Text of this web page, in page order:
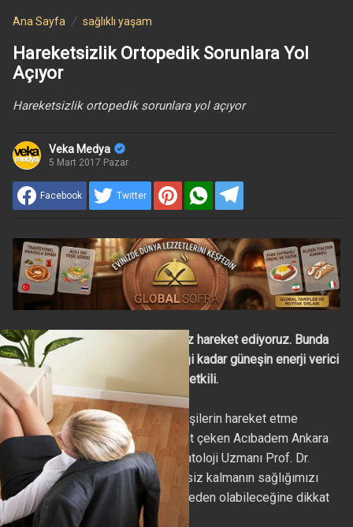
Ana Sayfa sağlıklı yaşam
Hareketsizlik Ortopedik Sorunlara Yol
Açıyor
Hareketsizlik ortopedik sorunlara yol açıyor
Veka Medya
5 Mart 2017 Pazar
Facebook Twitter
Kışın yaz aylarına göre daha az hareket ediyoruz. Bunda
soğuk havalardan kaçma isteği kadar güneşin enerji verici
etkisini hissedemememiz de etkili.
Her yıl olduğu gibi bu kış da kişilerin hareket etme
kapasitesinin azaldığına dikkat çeken Acıbadem Ankara
Hastanesi Ortopedi ve Travmatoloji Uzmanı Prof. Dr.
Mehmet Binnet, fazla hareketsiz kalmanın sağlığımızı
bozarak ortopedik sorunlara neden olabileceğine dikkat
çekiyor.